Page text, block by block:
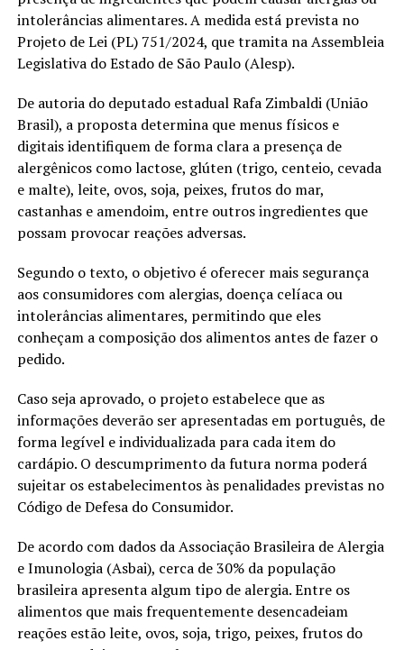
intolerâncias alimentares. A medida está prevista no
Projeto de Lei (PL) 751/2024, que tramita na Assembleia
Legislativa do Estado de São Paulo (Alesp).
De autoria do deputado estadual Rafa Zimbaldi (União
Brasil), a proposta determina que menus físicos e
digitais identifiquem de forma clara a presença de
alergênicos como lactose, glúten (trigo, centeio, cevada
e malte), leite, ovos, soja, peixes, frutos do mar,
castanhas e amendoim, entre outros ingredientes que
possam provocar reações adversas.
Segundo o texto, o objetivo é oferecer mais segurança
aos consumidores com alergias, doença celíaca ou
intolerâncias alimentares, permitindo que eles
conheçam a composição dos alimentos antes de fazer o
pedido.
Caso seja aprovado, o projeto estabelece que as
informações deverão ser apresentadas em português, de
forma legível e individualizada para cada item do
cardápio. O descumprimento da futura norma poderá
sujeitar os estabelecimentos às penalidades previstas no
Código de Defesa do Consumidor.
De acordo com dados da Associação Brasileira de Alergia
e Imunologia (Asbai), cerca de 30% da população
brasileira apresenta algum tipo de alergia. Entre os
alimentos que mais frequentemente desencadeiam
reações estão leite, ovos, soja, trigo, peixes, frutos do